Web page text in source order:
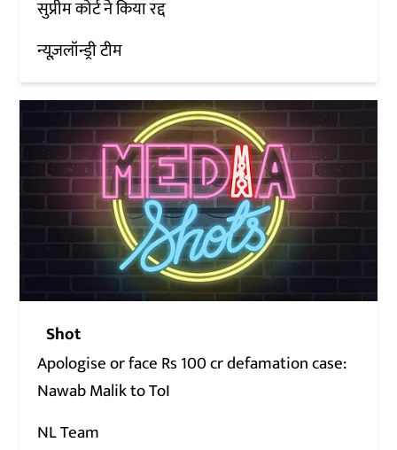
सुप्रीम कोर्ट ने किया रद्द
न्यूज़लॉन्ड्री टीम
Shot
Apologise or face Rs 100 cr defamation case:
Nawab Malik to ToI
NL Team